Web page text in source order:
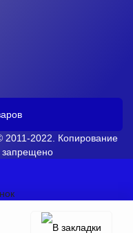
2011-2022. Копирование